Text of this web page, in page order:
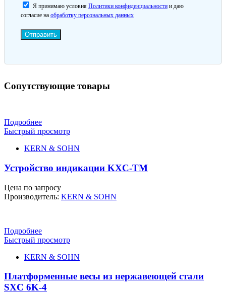
Я принимаю условия Политики конфиденциальности и даю
согласие на обработку персональных данных
Отправить
Сопутствующие товары
Подробнее
Быстрый просмотр
KERN & SOHN
Устройство индикации KXC-TM
Цена по запросу
Производитель: KERN & SOHN
Подробнее
Быстрый просмотр
KERN & SOHN
Платформенные весы из нержавеющей стали
SXC 6K-4